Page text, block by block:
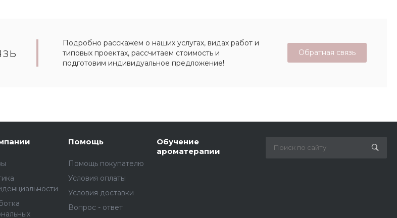
Подробно расскажем о наших услугах, видах работ и
типовых проектах, рассчитаем стоимость и
подготовим индивидуальное предложение!
Обратная связь
Помощь
Помощь покупателю
Условия оплаты
Условия доставки
Вопрос - ответ
Обучение
ароматерапии